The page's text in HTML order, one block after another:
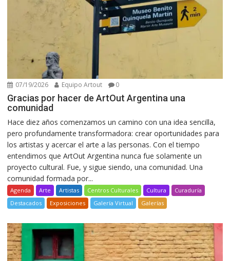
07/19/2026 Equipo Artout 0
Gracias por hacer de ArtOut Argentina una
comunidad
Hace diez años comenzamos un camino con una idea sencilla,
pero profundamente transformadora: crear oportunidades para
los artistas y acercar el arte a las personas. Con el tiempo
entendimos que ArtOut Argentina nunca fue solamente un
proyecto cultural. Fue, y sigue siendo, una comunidad. Una
comunidad formada por...
Agenda Arte Artistas Centros Culturales Cultura
Curaduría
Destacados
Exposiciones Galería Virtual Galerías